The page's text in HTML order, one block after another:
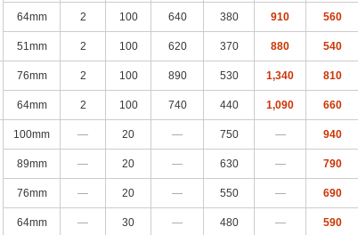
64mm 2 100 640 380 910 560
51mm 2 100 620 370 880 540
76mm 2 100 890 530 1,340 810
64mm 2 100 740 440 1,090 660
100mm ― 20 ― 750 ― 940
89mm ― 20 ― 630 ― 790
76mm ― 20 ― 550 ― 690
64mm ― 30 ― 480 ― 590